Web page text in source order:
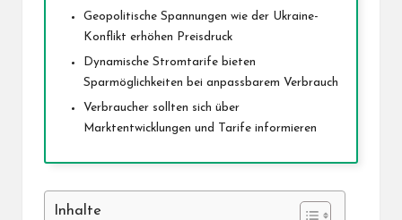
Geopolitische Spannungen wie der Ukraine-
Konflikt erhöhen Preisdruck
Dynamische Stromtarife bieten
Sparmöglichkeiten bei anpassbarem Verbrauch
Verbraucher sollten sich über
Marktentwicklungen und Tarife informieren
Inhalte